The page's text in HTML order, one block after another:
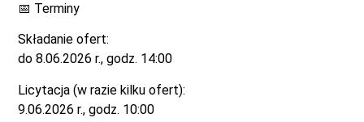
📅 Terminy
Składanie ofert:
do 8.06.2026 r., godz. 14:00
Licytacja (w razie kilku ofert):
9.06.2026 r., godz. 10:00